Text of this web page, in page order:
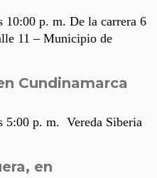
10:00 p. m. De la carrera 6
11 – Municipio de
Cundinamarca
5:00 p. m. Vereda Siberia
en